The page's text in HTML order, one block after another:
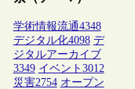
学術情報流通4348
デジタル化4098 デ
ジタルアーカイブ
3349 イベント 3012
災害2754 オープン